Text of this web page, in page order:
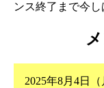
ンス終了まで今し
2025年8月4日